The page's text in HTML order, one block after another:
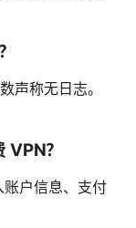
声称无日志。
？
户信息、支付